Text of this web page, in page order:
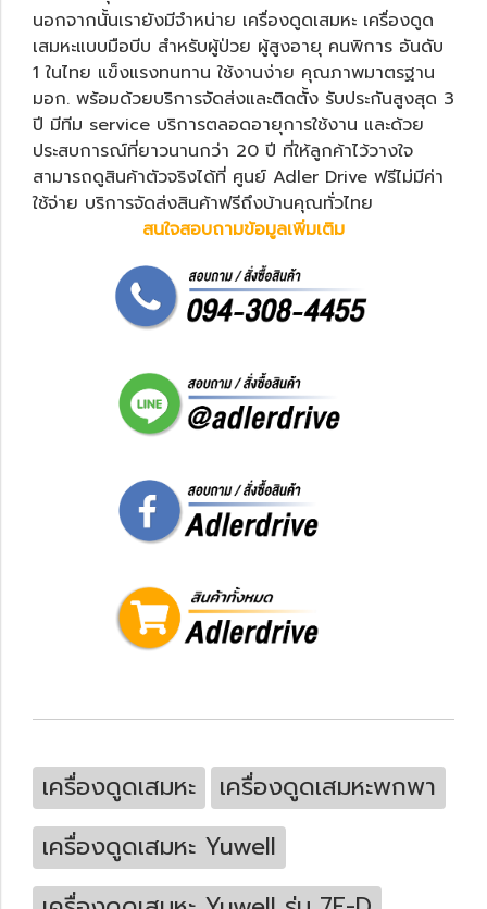
นอกจากนั้นเรายังมีจำหน่าย เครื่องดูดเสมหะ เครื่องดูด
เสมหะแบบมือบีบ สำหรับผู้ป่วย ผู้สูงอายุ คนพิการ อันดับ
1 ในไทย แข็งแรงทนทาน ใช้งานง่าย คุณภาพมาตรฐาน
มอก. พร้อมด้วยบริการจัดส่งและติดตั้ง รับประกันสูงสุด 3
ปี มีทีม service บริการตลอดอายุการใช้งาน และด้วย
ประสบการณ์ที่ยาวนานกว่า 20 ปี ที่ให้ลูกค้าไว้วางใจ
สามารถดูสินค้าตัวจริงได้ที่ ศูนย์ Adler Drive ฟรีไม่มีค่า
ใช้จ่าย บริการจัดส่งสินค้าฟรีถึงบ้านคุณทั่วไทย
สนใจสอบถามข้อมูลเพิ่มเติม
เครื่องดูดเสมหะ
เครื่องดูดเสมหะพกพา
เครื่องดูดเสมหะ Yuwell